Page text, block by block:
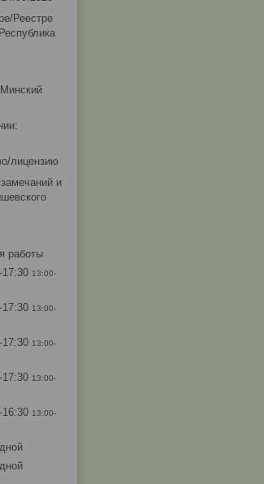
Реестре
лицензию
и
работы
17:30 13:00-
17:30 13:00-
17:30 13:00-
17:30 13:00-
16:30 13:00-